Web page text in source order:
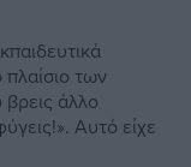
των
άλλο
Αυτό είχε